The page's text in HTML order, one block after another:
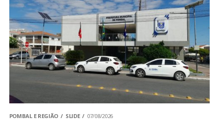
POMBAL E REGIÃO SLIDE 07/08/2026